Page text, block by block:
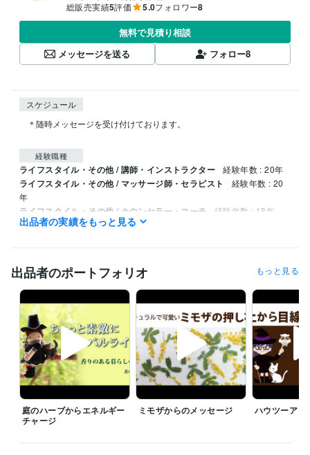
総販売実績5評価 5.0フォロワー8
無料で見積り相談
メッセージを送る
フォロー8
スケジュール
＊随時メッセージを受け付けております。
経験職種
ライフスタイル・その他 / 講師・インストラクター 経験年数 : 20年
ライフスタイル・その他 / マッサージ師・セラピスト
経験年数 : 20
年
ライフスタイル・その他 / カウンセラー・コーチ 経験年数 : 18年
アロマセラピスト 取得年 : 2006年
アロマテラピーアドバイザー
心理カウンセラー ベーシック 取得年 : 2009年
ビジネス・クリエイティブツール
Adobe Premiere Pro:5年 Adobe Illustrator:20年
得意分野
悩み相談・カウンセリング
心と身体を緩めるセルフコントロールの
仕方
出品者の実績をもっと見る
出品者のポートフォリオ もっと見る
庭のハーブからエネルギー
チャージ
ミモザからのメッセージ ハウツーアロ